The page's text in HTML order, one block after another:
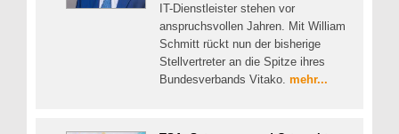
IT-Dienstleister stehen vor
anspruchsvollen Jahren. Mit William
Schmitt rückt nun der bisherige
Stellvertreter an die Spitze ihres
Bundesverbands Vitako. mehr...